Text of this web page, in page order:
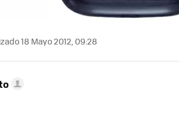
18 Mayo 2012, 09:28